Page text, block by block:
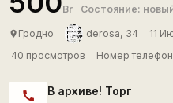
Br Состояние:
place Гродно derosa, 34 11
40 просмотров
Номер
call
В архиве! Торг